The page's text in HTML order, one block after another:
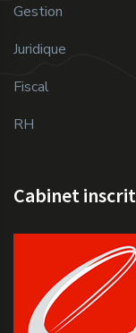
Gestion
Juridique
Fiscal
RH
Cabinet